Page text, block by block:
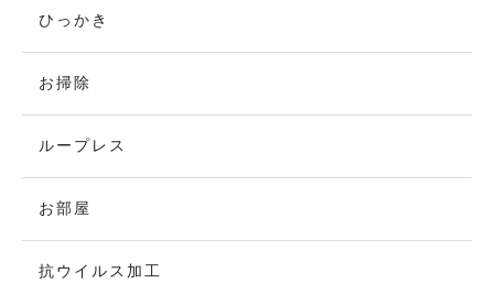
ひっかき
お掃除
ループレス
お部屋
抗ウイルス加工